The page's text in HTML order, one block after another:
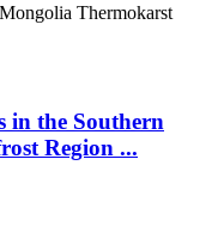
Mongolia Thermokarst
in the Southern
Region ...